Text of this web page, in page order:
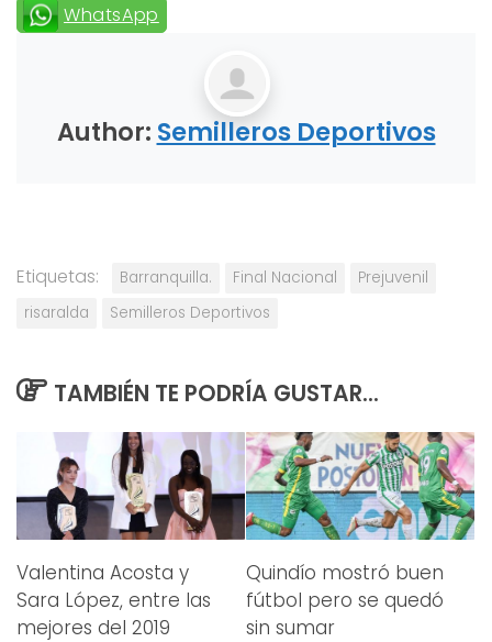
WhatsApp
Author: Semilleros Deportivos
Etiquetas: Barranquilla. Final Nacional
Prejuvenil
risaralda
Semilleros Deportivos
TAMBIÉN TE PODRÍA GUSTAR...
Valentina Acosta y
Sara López, entre las
mejores del 2019
Quindío mostró buen
fútbol pero se quedó
sin sumar